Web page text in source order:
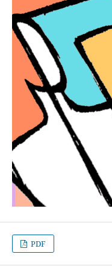
PDF